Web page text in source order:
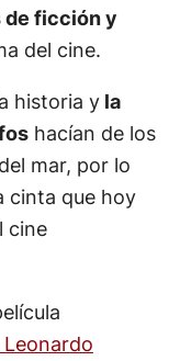
de ficción y
del cine.
historia yla
hacían de los
mar, por lo
cinta que hoy
cine